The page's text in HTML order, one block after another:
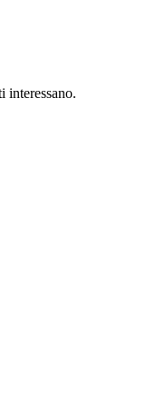
interessano.